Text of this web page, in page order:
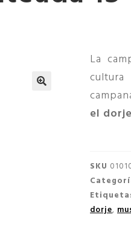
La
el dorje
SKU
dorje,